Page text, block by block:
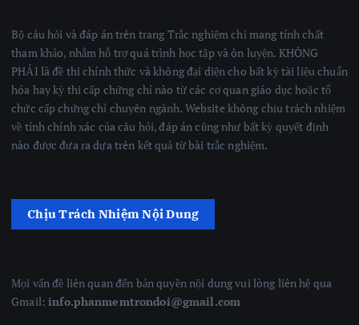
Bộ câu hỏi và đáp án trên trang Trắc nghiệm chỉ mang tính chất
tham khảo, nhằm hỗ trợ quá trình học tập và ôn luyện. KHÔNG
PHẢI là đề thi chính thức và không đại diện cho bất kỳ tài liệu chuẩn
hóa hay kỳ thi cấp chứng chỉ nào từ các cơ quan giáo dục hoặc tổ
chức cấp chứng chỉ chuyên ngành. Website không chịu trách nhiệm
về tính chính xác của câu hỏi, đáp án cũng như bất kỳ quyết định
nào được đưa ra dựa trên kết quả từ bài trắc nghiệm.
Chịu Trách Nhiệm Nội Dung
Mọi vấn đề liên quan đến bản quyền nội dung vui lòng liên hệ qua
Gmail:info.phanmemtrondoi@gmail.com